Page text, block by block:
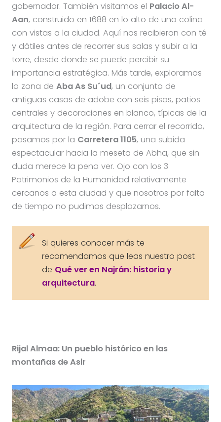
gobernador. También visitamos el Palacio Al-
Aan, construido en 1688 en lo alto de una colina
con vistas a la ciudad. Aquí nos recibieron con té
y dátiles antes de recorrer sus salas y subir a la
torre, desde donde se puede percibir su
importancia estratégica. Más tarde, exploramos
la zona de Aba As Su´ud, un conjunto de
antiguas casas de adobe con seis pisos, patios
centrales y decoraciones en blanco, típicas de la
arquitectura de la región. Para cerrar el recorrido,
pasamos por la Carretera 1105, una subida
espectacular hacia la meseta de Abha, que sin
duda merece la pena ver. Ojo con los 3
Patrimonios de la Humanidad relativamente
cercanos a esta ciudad y que nosotros por falta
de tiempo no pudimos desplazarnos.
Si quieres conocer más te
recomendamos que leas nuestro post
de Qué ver en Najrán: historia y
arquitectura.
Rijal Almaa: Un pueblo histórico en las
montañas de Asir